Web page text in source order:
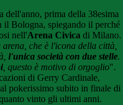
dell'anno, prima della 38esima
il Bologna, spiegando il perché
nell'Arena Civica di Milano.
che è l'icona della città,
l'unica società con due stelle.
, questo è motivo di orgoglio".
di Gerry Cardinale,
pokerissimo subito in finale di
vinto gli ultimi anni.